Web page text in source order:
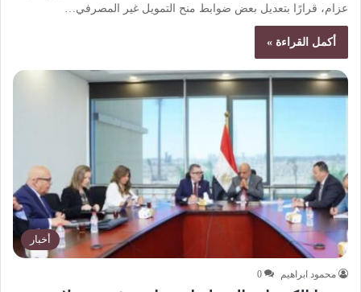
عزام، قرارًا بتعديل بعض ضوابط منح التمويل غير المصرفي…
أكمل القراءة »
أخبار
محمود ابراهيم 0